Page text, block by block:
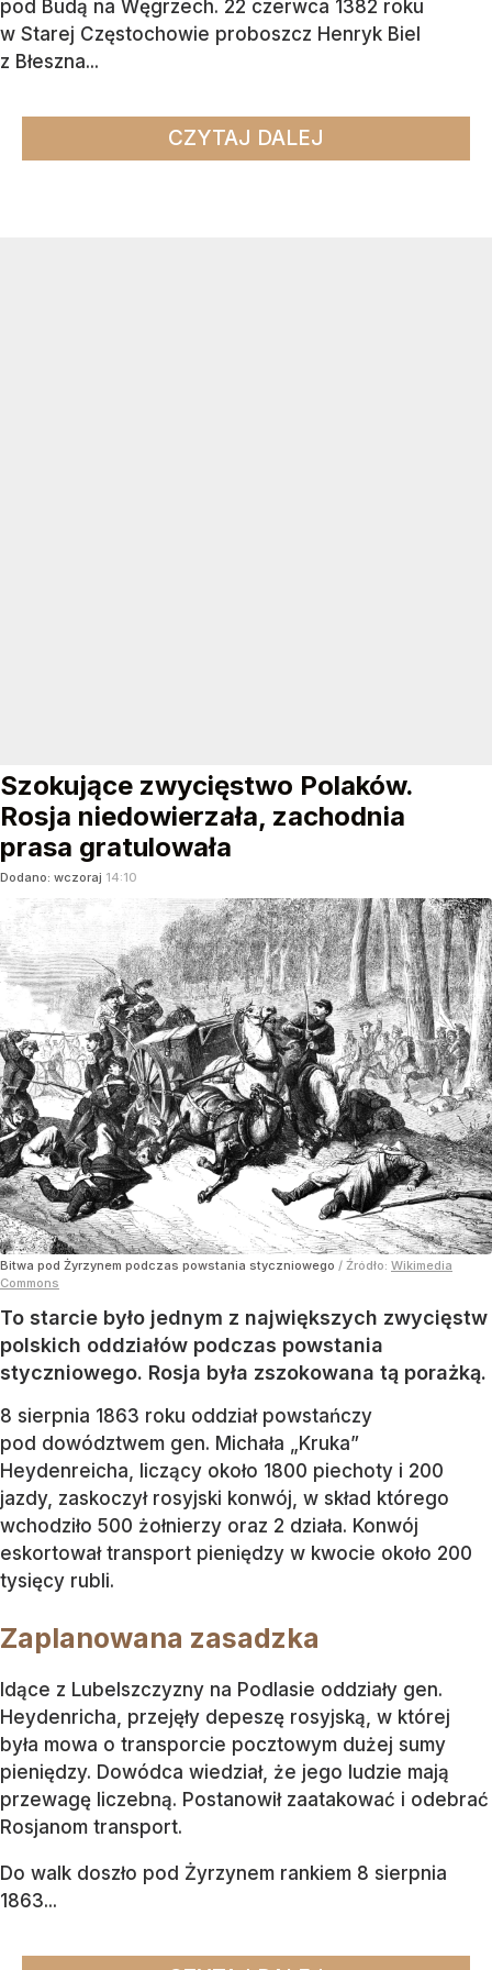
pod Budą na Węgrzech. 22 czerwca 1382 roku
w Starej Częstochowie proboszcz Henryk Biel
z Błeszna...
CZYTAJ DALEJ
Szokujące zwycięstwo Polaków.
Rosja niedowierzała, zachodnia
prasa gratulowała
Dodano: wczoraj 14:10
Bitwa pod Żyrzynem podczas powstania styczniowego / Źródło: Wikimedia
Commons
To starcie było jednym z największych zwycięstw
polskich oddziałów podczas powstania
styczniowego. Rosja była zszokowana tą porażką.
8 sierpnia 1863 roku oddział powstańczy
pod dowództwem gen. Michała „Kruka”
Heydenreicha, liczący około 1800 piechoty i 200
jazdy, zaskoczył rosyjski konwój, w skład którego
wchodziło 500 żołnierzy oraz 2 działa. Konwój
eskortował transport pieniędzy w kwocie około 200
tysięcy rubli.
Zaplanowana zasadzka
Idące z Lubelszczyzny na Podlasie oddziały gen.
Heydenricha, przejęły depeszę rosyjską, w której
była mowa o transporcie pocztowym dużej sumy
pieniędzy. Dowódca wiedział, że jego ludzie mają
przewagę liczebną. Postanowił zaatakować i odebrać
Rosjanom transport.
Do walk doszło pod Żyrzynem rankiem 8 sierpnia
1863...